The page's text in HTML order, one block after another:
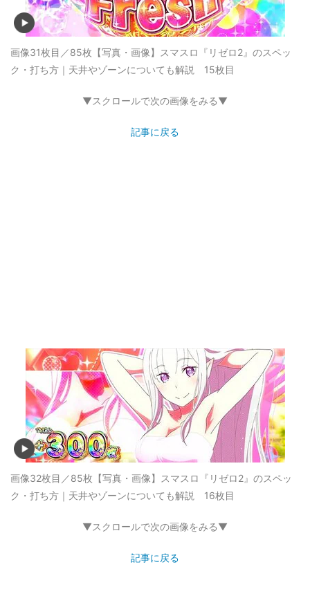
画像31枚目／85枚 【写真・画像】スマスロ『リゼロ2』のスペッ
ク・打ち方｜天井やゾーンについても解説 15枚目
▼スクロールで次の画像をみる▼
記事に戻る
画像32枚目／85枚 【写真・画像】スマスロ『リゼロ2』のスペッ
ク・打ち方｜天井やゾーンについても解説 16枚目
▼スクロールで次の画像をみる▼
記事に戻る